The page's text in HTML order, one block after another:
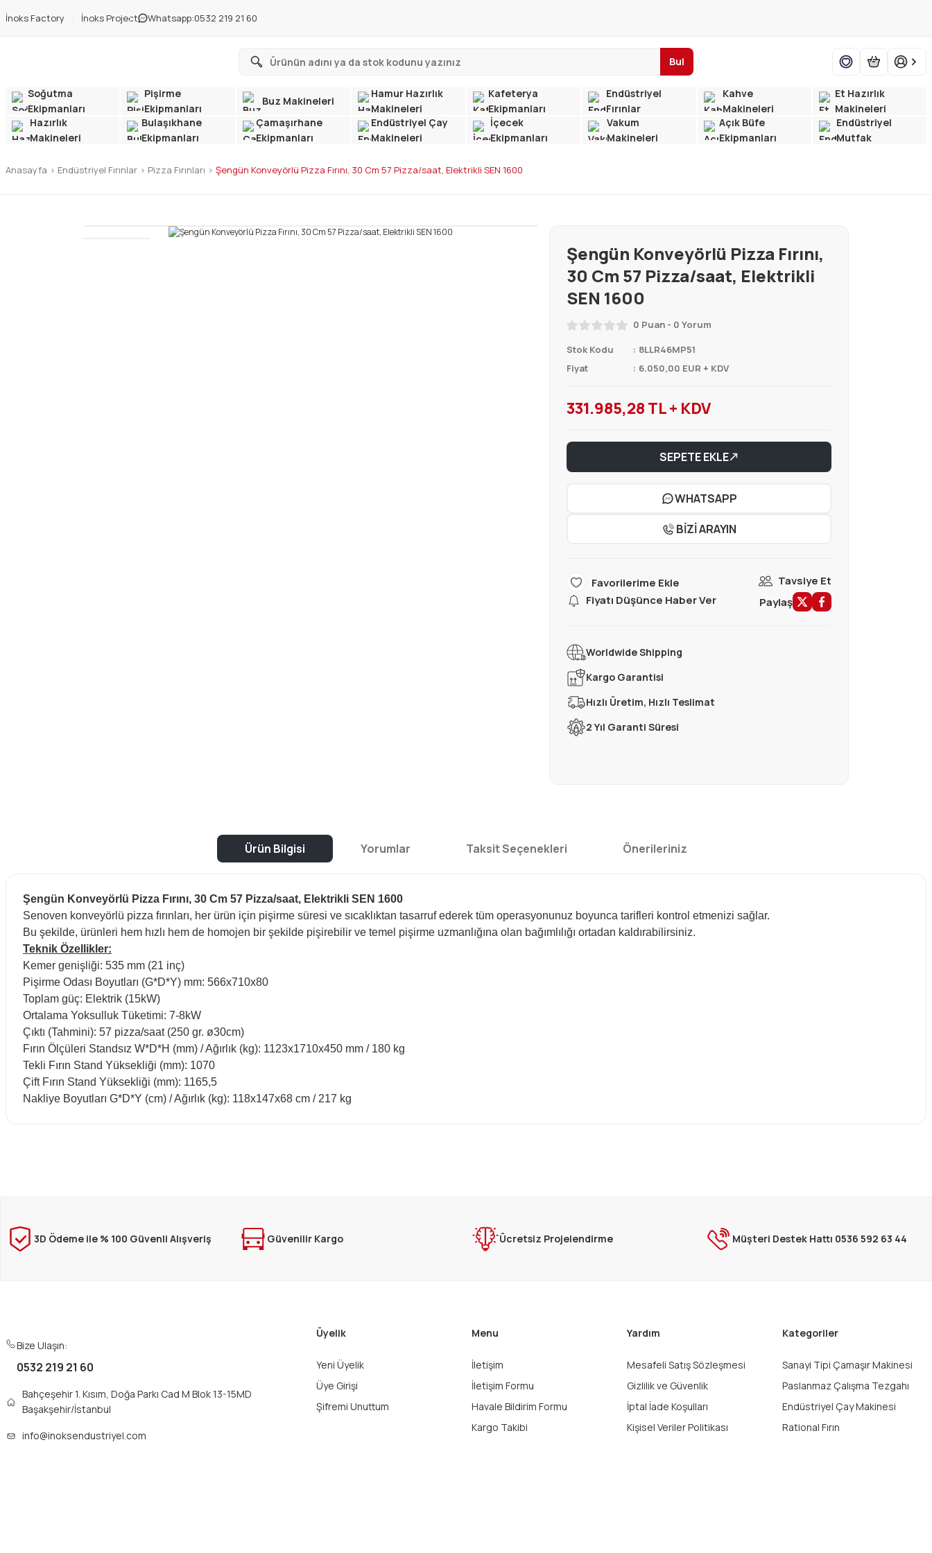
İnoks Factory İnoks Project Whatsapp:0532 219 21 60
Bul
Soğutma
Ekipmanları
Pişirme
Ekipmanları
Buz Makineleri
Hamur Hazırlık
Makineleri
Kafeterya
Ekipmanları
Endüstriyel
Fırınlar
Kahve
Makineleri
Et Hazırlık
Makineleri
Hazırlık
Makineleri
Bulaşıkhane
Ekipmanları
Çamaşırhane
Ekipmanları
Endüstriyel Çay
Makineleri
İçecek
Ekipmanları
Vakum
Makineleri
Açık Büfe
Ekipmanları
Endüstriyel
Mutfak
Anasayfa Endüstriyel Fırınlar Pizza Fırınları Şengün Konveyörlü Pizza Fırını, 30 Cm 57 Pizza/saat, Elektrikli SEN 1600
Şengün Konveyörlü Pizza Fırını,
30 Cm 57 Pizza/saat, Elektrikli
SEN 1600
0 Puan - 0 Yorum
Stok Kodu
8LLR46MP51
Fiyat
6.050,00 EUR + KDV
331.985,28 TL + KDV
SEPETE EKLE
WHATSAPP
BİZİ ARAYIN
Tavsiye Et
Fiyatı Düşünce Haber Ver
Paylaş
Worldwide Shipping
Kargo Garantisi
Hızlı Üretim, Hızlı Teslimat
2 Yıl Garanti Süresi
Ürün Bilgisi Yorumlar Taksit Seçenekleri Önerileriniz
Şengün Konveyörlü Pizza Fırını, 30 Cm 57 Pizza/saat, Elektrikli SEN 1600
Senoven konveyörlü pizza fırınları, her ürün için pişirme süresi ve sıcaklıktan tasarruf ederek tüm operasyonunuz boyunca tarifleri kontrol etmenizi sağlar.
Bu şekilde, ürünleri hem hızlı hem de homojen bir şekilde pişirebilir ve temel pişirme uzmanlığına olan bağımlılığı ortadan kaldırabilirsiniz.
Teknik Özellikler:
Kemer genişliği: 535 mm (21 inç)
Pişirme Odası Boyutları (G*D*Y) mm: 566x710x80
Toplam güç: Elektrik (15kW)
Ortalama Yoksulluk Tüketimi: 7-8kW
Çıktı (Tahmini): 57 pizza/saat (250 gr. ø30cm)
Fırın Ölçüleri Standsız W*D*H (mm) / Ağırlık (kg): 1123x1710x450 mm / 180 kg
Tekli Fırın Stand Yüksekliği (mm): 1070
Çift Fırın Stand Yüksekliği (mm): 1165,5
Nakliye Boyutları G*D*Y (cm) / Ağırlık (kg): 118x147x68 cm / 217 kg
Ürün bilgilerinde hatalar bulunuyor.
Gönder
3D Ödeme ile % 100 Güvenli Alışveriş Güvenilir Kargo Ücretsiz Projelendirme Müşteri Destek Hattı 0536 592 63 44
Bize Ulaşın:
0532 219 21 60
Bahçeşehir 1. Kısım, Doğa Parkı Cad M Blok 13-15MD
Başakşehir/İstanbul
info@inoksendustriyel.com
Üyelik
Yeni Üyelik
Üye Girişi
Şifremi Unuttum
Menu
İletişim
İletişim Formu
Havale Bildirim Formu
Kargo Takibi
Yardım
Mesafeli Satış Sözleşmesi
Gizlilik ve Güvenlik
İptal İade Koşulları
Kişisel Veriler Politikası
Kategoriler
Sanayi Tipi Çamaşır Makinesi
Paslanmaz Çalışma Tezgahı
Endüstriyel Çay Makinesi
Rational Fırın